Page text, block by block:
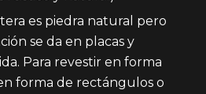
es piedra natural pero
se da en placas y
Para revestir en forma
forma de rectángulos o